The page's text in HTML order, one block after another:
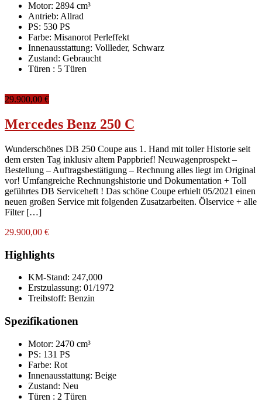
Motor: 2894 cm³
Antrieb: Allrad
PS: 530 PS
Farbe: Misanorot Perleffekt
Innenausstattung: Vollleder, Schwarz
Zustand: Gebraucht
Türen : 5 Türen
29.900,00 €
Mercedes Benz 250 C
Wunderschönes DB 250 Coupe aus 1. Hand mit toller Historie seit
dem ersten Tag inklusiv altem Pappbrief! Neuwagenprospekt –
Bestellung – Auftragsbestätigung – Rechnung alles liegt im Original
vor! Umfangreiche Rechnungshistorie und Dokumentation + Toll
geführtes DB Serviceheft ! Das schöne Coupe erhielt 05/2021 einen
neuen großen Service mit folgenden Zusatzarbeiten. Ölservice + alle
Filter […]
29.900,00 €
Highlights
KM-Stand: 247,000
Erstzulassung: 01/1972
Treibstoff: Benzin
Spezifikationen
Motor: 2470 cm³
PS: 131 PS
Farbe: Rot
Innenausstattung: Beige
Zustand: Neu
Türen : 2 Türen